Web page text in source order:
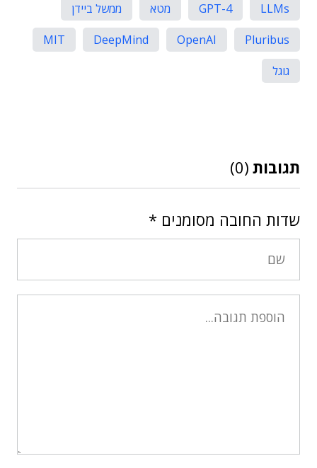
LLMs
GPT-4 מטא
ממשל ביידן
Pluribus
OpenAI
DeepMind
MIT
גוגל
תגובות (0)
שדות החובה מסומנים *